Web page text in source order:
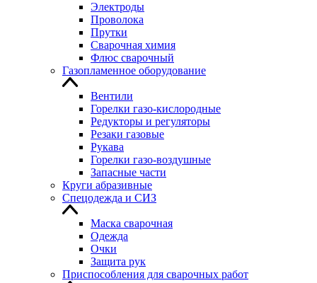
Электроды
Проволока
Прутки
Сварочная химия
Флюс сварочный
Газопламенное оборудование
Вентили
Горелки газо-кислородные
Редукторы и регуляторы
Резаки газовые
Рукава
Горелки газо-воздушные
Запасные части
Круги абразивные
Спецодежда и СИЗ
Маска сварочная
Одежда
Очки
Защита рук
Приспособления для сварочных работ